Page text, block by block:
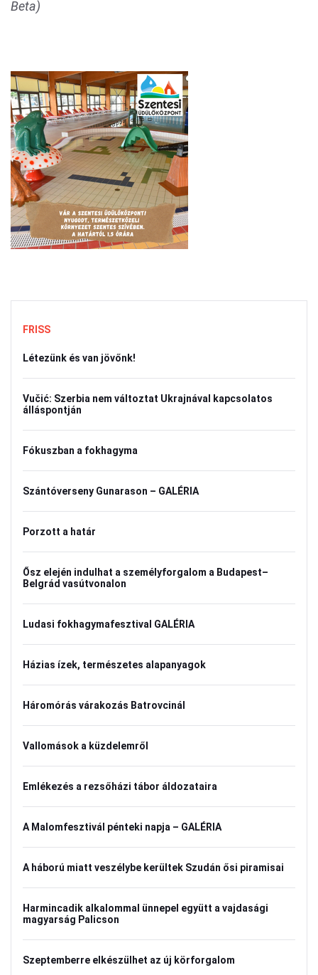
Beta)
FRISS
Létezünk és van jövőnk!
Vučić: Szerbia nem változtat Ukrajnával kapcsolatos
álláspontján
Fókuszban a fokhagyma
Szántóverseny Gunarason – GALÉRIA
Porzott a határ
Ősz elején indulhat a személyforgalom a Budapest–
Belgrád vasútvonalon
Ludasi fokhagymafesztival GALÉRIA
Házias ízek, természetes alapanyagok
Háromórás várakozás Batrovcinál
Vallomások a küzdelemről
Emlékezés a rezsőházi tábor áldozataira
A Malomfesztivál pénteki napja – GALÉRIA
A háború miatt veszélybe kerültek Szudán ősi piramisai
Harmincadik alkalommal ünnepel együtt a vajdasági
magyarság Palicson
Szeptemberre elkészülhet az új körforgalom